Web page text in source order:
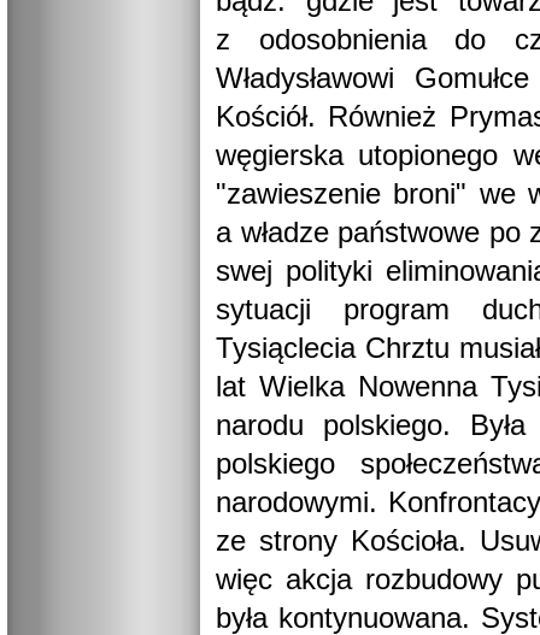
z odosobnienia do
Władysławowi
Kościół. Również
węgierska utopionego
"zawieszenie broni" we
a władze państwowe po
swej polityki
sytuacji program
Tysiąclecia Chrztu
lat Wielka Nowenna
narodu polskiego.
polskiego
narodowymi.
ze strony Kościoła.
więc akcja rozbudowy
była kontynuowana.